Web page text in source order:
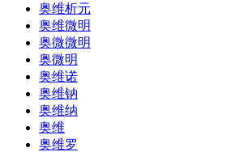
奥维析元
奥维微明
奥微微明
奥微明
奥维诺
奥维钠
奥维纳
奥维
奥维罗